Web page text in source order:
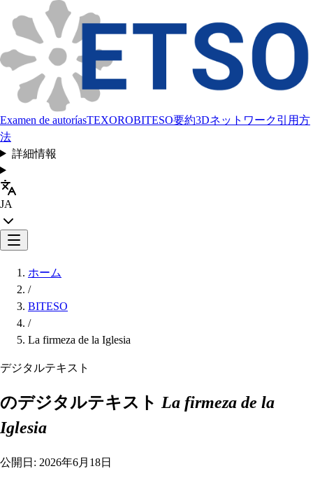
Examen de autoríasTEXOROBITESO要約3Dネットワーク引用方
法
詳細情報
JA
ホーム
/
BITESO
/
La firmeza de la Iglesia
デジタルテキスト
のデジタルテキスト La firmeza de la
Iglesia
公開日: 2026年6月18日